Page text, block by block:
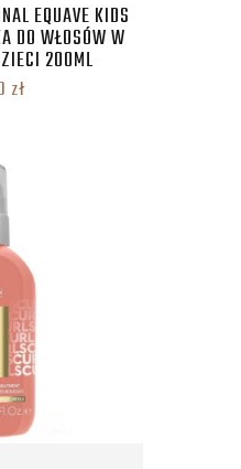
EQUAVE KIDS
DO WŁOSÓW W
200ML
zł